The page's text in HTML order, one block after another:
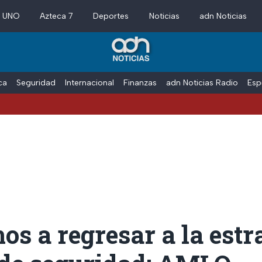
Azteca 7 Deportes Noticias adn Noticias
Seguridad Internacional Finanzas adn Noticias Radio
a regresar a la